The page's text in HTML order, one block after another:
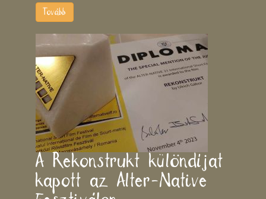
Tovább
A Rekonstrukt különdíjat
kapott az Alter-Native